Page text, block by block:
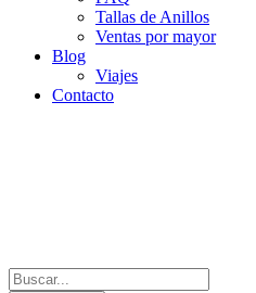
Tallas de Anillos
Ventas por mayor
Blog
Viajes
Contacto